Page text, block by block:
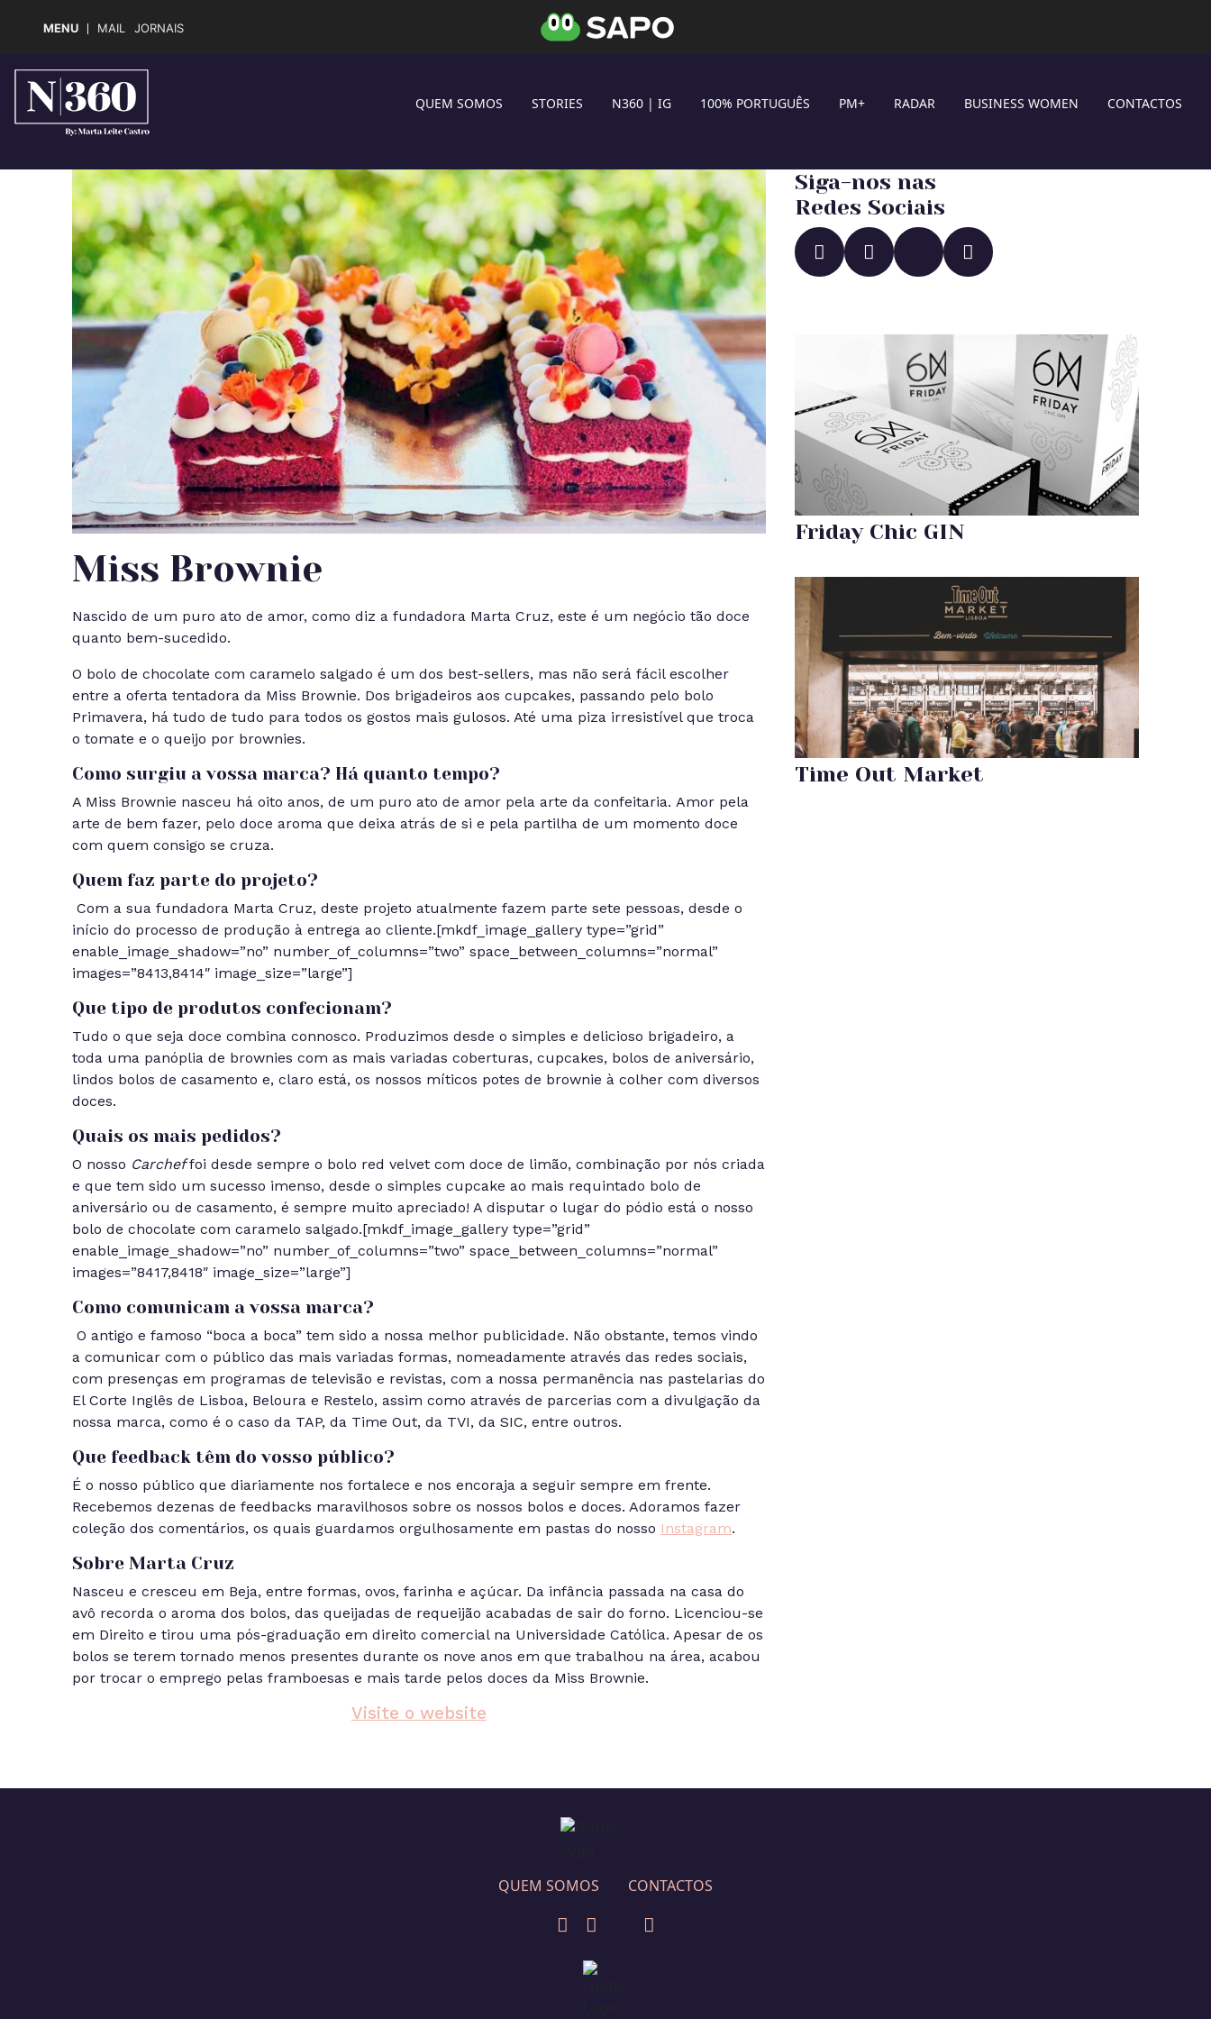
MENU MAIL JORNAIS
QUEM SOMOS STORIES N360 | IG 100% PORTUGUÊS PM+ RADAR BUSINESS WOMEN CONTACTOS
Miss Brownie
Nascido de um puro ato de amor, como diz a fundadora Marta Cruz, este é um negócio tão doce
quanto bem-sucedido.
O bolo de chocolate com caramelo salgado é um dos best-sellers, mas não será fácil escolher
entre a oferta tentadora da Miss Brownie. Dos brigadeiros aos cupcakes, passando pelo bolo
Primavera, há tudo de tudo para todos os gostos mais gulosos. Até uma piza irresistível que troca
o tomate e o queijo por brownies.
Como surgiu a vossa marca? Há quanto tempo?
A Miss Brownie nasceu há oito anos, de um puro ato de amor pela arte da confeitaria. Amor pela
arte de bem fazer, pelo doce aroma que deixa atrás de si e pela partilha de um momento doce
com quem consigo se cruza.
Quem faz parte do projeto?
Com a sua fundadora Marta Cruz, deste projeto atualmente fazem parte sete pessoas, desde o
início do processo de produção à entrega ao cliente.[mkdf_image_gallery type=”grid”
enable_image_shadow=”no” number_of_columns=”two” space_between_columns=”normal”
images=”8413,8414″ image_size=”large”]
Que tipo de produtos confecionam?
Tudo o que seja doce combina connosco. Produzimos desde o simples e delicioso brigadeiro, a
toda uma panóplia de brownies com as mais variadas coberturas, cupcakes, bolos de aniversário,
lindos bolos de casamento e, claro está, os nossos míticos potes de brownie à colher com diversos
doces.
Quais os mais pedidos?
O nosso Carcheffoi desde sempre o bolo red velvet com doce de limão, combinação por nós criada
e que tem sido um sucesso imenso, desde o simples cupcake ao mais requintado bolo de
aniversário ou de casamento, é sempre muito apreciado! A disputar o lugar do pódio está o nosso
bolo de chocolate com caramelo salgado.[mkdf_image_gallery type=”grid”
enable_image_shadow=”no” number_of_columns=”two” space_between_columns=”normal”
images=”8417,8418″ image_size=”large”]
Como comunicam a vossa marca?
O antigo e famoso “boca a boca” tem sido a nossa melhor publicidade. Não obstante, temos vindo
a comunicar com o público das mais variadas formas, nomeadamente através das redes sociais,
com presenças em programas de televisão e revistas, com a nossa permanência nas pastelarias do
El Corte Inglês de Lisboa, Beloura e Restelo, assim como através de parcerias com a divulgação da
nossa marca, como é o caso da TAP, da Time Out, da TVI, da SIC, entre outros.
Que feedback têm do vosso público?
É o nosso público que diariamente nos fortalece e nos encoraja a seguir sempre em frente.
Recebemos dezenas de feedbacks maravilhosos sobre os nossos bolos e doces. Adoramos fazer
coleção dos comentários, os quais guardamos orgulhosamente em pastas do nosso Instagram.
Sobre Marta Cruz
Nasceu e cresceu em Beja, entre formas, ovos, farinha e açúcar. Da infância passada na casa do
avô recorda o aroma dos bolos, das queijadas de requeijão acabadas de sair do forno. Licenciou-se
em Direito e tirou uma pós-graduação em direito comercial na Universidade Católica. Apesar de os
bolos se terem tornado menos presentes durante os nove anos em que trabalhou na área, acabou
por trocar o emprego pelas framboesas e mais tarde pelos doces da Miss Brownie.
Visite o website
Siga-nos nas
Redes Sociais
Friday Chic GIN
Time Out Market
QUEM SOMOS CONTACTOS